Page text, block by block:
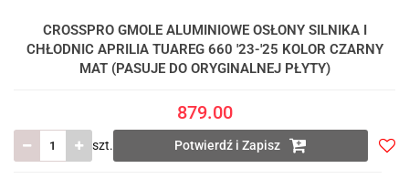
CROSSPRO GMOLE ALUMINIOWE OSŁONY SILNIKA I
CHŁODNIC APRILIA TUAREG 660 '23-'25 KOLOR CZARNY
MAT (PASUJE DO ORYGINALNEJ PŁYTY)
879.00
szt. Potwierdź i Zapisz